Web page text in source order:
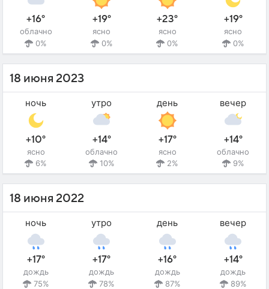
+16°
облачно
0%
+19°
ясно
0%
+23°
ясно
0%
+19°
ясно
0%
18 июня 2023
ночь
+10°
ясно
6%
утро
+14°
облачно
10%
день
+17°
ясно
2%
вечер
+14°
облачно
9%
18 июня 2022
ночь
+17°
дождь
75%
утро
+17°
дождь
78%
день
+16°
дождь
87%
вечер
+14°
дождь
89%